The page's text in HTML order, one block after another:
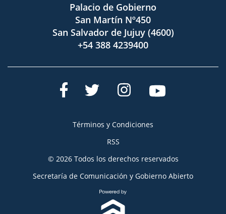
Palacio de Gobierno
San Martín Nº450
San Salvador de Jujuy (4600)
+54 388 4239400
Términos y Condiciones
RSS
© 2026 Todos los derechos reservados
Secretaría de Comunicación y Gobierno Abierto